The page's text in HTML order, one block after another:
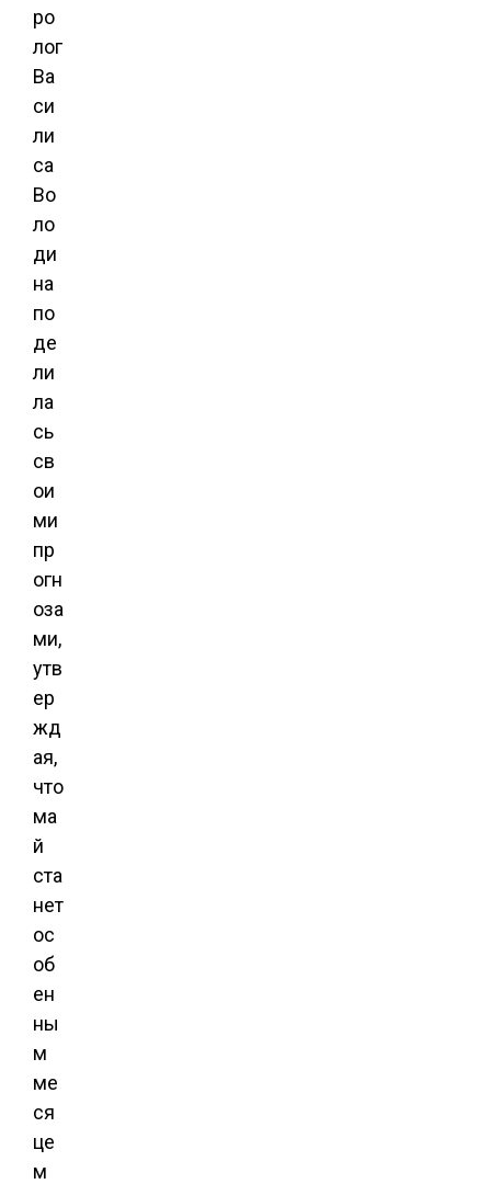
ро
лог
Ва
си
ли
са
Во
ло
ди
на
по
де
ли
ла
сь
св
ои
ми
пр
огн
оза
ми,
утв
ер
жд
ая,
что
ма
й
ста
нет
ос
об
ен
ны
м
ме
ся
це
м